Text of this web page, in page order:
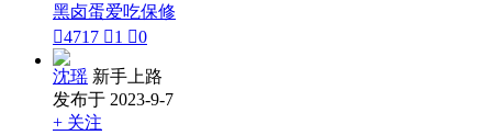
黑卤蛋爱吃保修
4717 1 0
沈瑶 新手上路
发布于 2023-9-7
+ 关注